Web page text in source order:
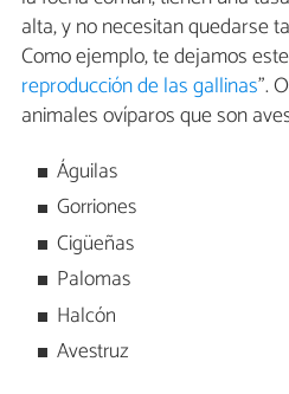
alta, y no necesitan quedarse
Como ejemplo, te dejamos
reproducción de las gallinas".
animales ovíparos que son
Águilas
Gorriones
Cigüeñas
Palomas
Halcón
Avestruz